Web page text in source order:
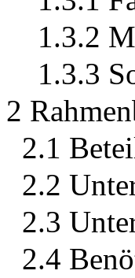
1.3.2
1.3.3
2
2.1
2.2
2.3
2.4